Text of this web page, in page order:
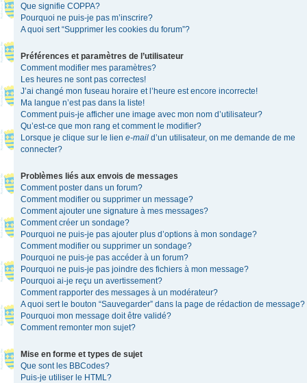
Que signifie COPPA?
Pourquoi ne puis-je pas m’inscrire?
A quoi sert “Supprimer les cookies du forum”?
Préférences et paramètres de l’utilisateur
Comment modifier mes paramètres?
Les heures ne sont pas correctes!
J’ai changé mon fuseau horaire et l’heure est encore incorrecte!
Ma langue n’est pas dans la liste!
Comment puis-je afficher une image avec mon nom d’utilisateur?
Qu’est-ce que mon rang et comment le modifier?
Lorsque je clique sur le lien e-mail d’un utilisateur, on me demande de me
connecter?
Problèmes liés aux envois de messages
Comment poster dans un forum?
Comment modifier ou supprimer un message?
Comment ajouter une signature à mes messages?
Comment créer un sondage?
Pourquoi ne puis-je pas ajouter plus d’options à mon sondage?
Comment modifier ou supprimer un sondage?
Pourquoi ne puis-je pas accéder à un forum?
Pourquoi ne puis-je pas joindre des fichiers à mon message?
Pourquoi ai-je reçu un avertissement?
Comment rapporter des messages à un modérateur?
A quoi sert le bouton “Sauvegarder” dans la page de rédaction de message?
Pourquoi mon message doit être validé?
Comment remonter mon sujet?
Mise en forme et types de sujet
Que sont les BBCodes?
Puis-je utiliser le HTML?